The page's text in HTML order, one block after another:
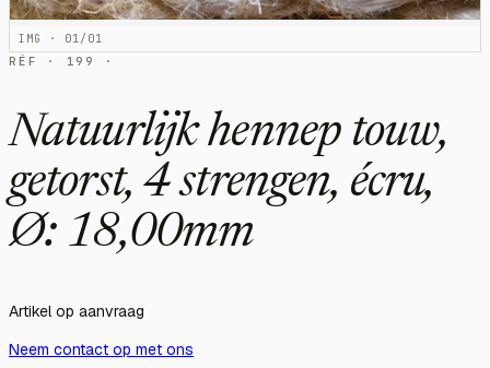
IMG · 01/01
RÉF · 199 ·
Natuurlijk hennep touw,
getorst, 4 strengen, écru,
Ø: 18,00mm
Artikel op aanvraag
Neem contact op met ons